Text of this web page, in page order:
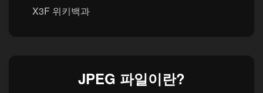
X3F 위키백과
JPEG 파일이란?